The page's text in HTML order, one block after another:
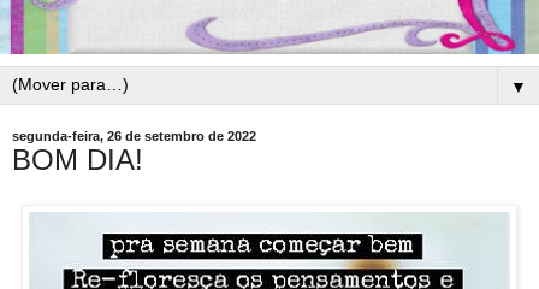
▼
segunda-feira, 26 de setembro de 2022
BOM DIA!